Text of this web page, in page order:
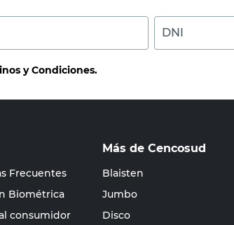
DNI
y Condiciones.
Frecuentes
Biométrica
consumidor
Más de Cencosud
Blaisten
Jumbo
Disco